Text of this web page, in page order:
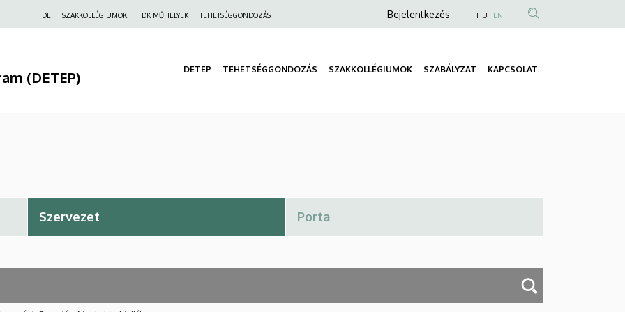
Felső
DE SZAKKOLLÉGIUMOK TDK MŰHELYEK TEHETSÉGGONDOZÁS
Anonim
menüje
Bejelentkezés HU EN
(DETEP) DETEP TEHETSÉGGONDOZÁS SZAKKOLLÉGIUMOK SZABÁLYZAT KAPCSOLAT